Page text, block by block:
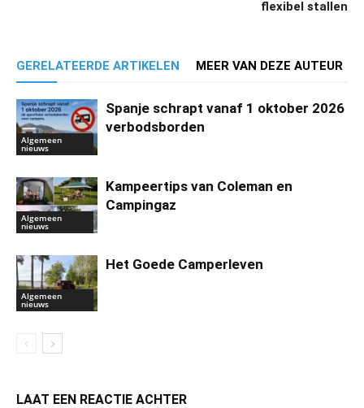
flexibel stallen
GERELATEERDE ARTIKELEN MEER VAN DEZE AUTEUR
Algemeen
nieuws
Spanje schrapt vanaf 1 oktober 2026
verbodsborden
Algemeen
nieuws
Kampeertips van Coleman en
Campingaz
Algemeen
nieuws
Het Goede Camperleven
LAAT EEN REACTIE ACHTER